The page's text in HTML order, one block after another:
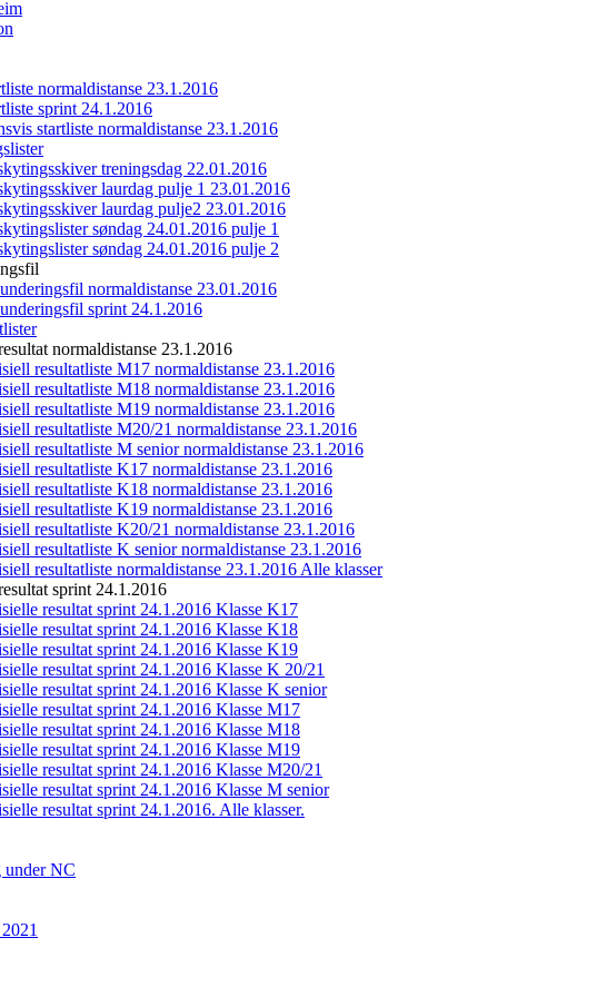
normaldistanse 23.1.2016
sprint 24.1.2016
startliste normaldistanse 23.1.2016
treningsdag 22.01.2016
laurdag pulje 1 23.01.2016
laurdag pulje2 23.01.2016
søndag 24.01.2016 pulje 1
søndag 24.01.2016 pulje 2
normaldistanse 23.01.2016
sprint 24.1.2016
normaldistanse 23.1.2016
resultatliste M17 normaldistanse 23.1.2016
resultatliste M18 normaldistanse 23.1.2016
resultatliste M19 normaldistanse 23.1.2016
resultatliste M20/21 normaldistanse 23.1.2016
resultatliste M senior normaldistanse 23.1.2016
resultatliste K17 normaldistanse 23.1.2016
resultatliste K18 normaldistanse 23.1.2016
resultatliste K19 normaldistanse 23.1.2016
resultatliste K20/21 normaldistanse 23.1.2016
resultatliste K senior normaldistanse 23.1.2016
resultatliste normaldistanse 23.1.2016 Alle klasser
sprint 24.1.2016
resultat sprint 24.1.2016 Klasse K17
resultat sprint 24.1.2016 Klasse K18
resultat sprint 24.1.2016 Klasse K19
resultat sprint 24.1.2016 Klasse K 20/21
resultat sprint 24.1.2016 Klasse K senior
resultat sprint 24.1.2016 Klasse M17
resultat sprint 24.1.2016 Klasse M18
resultat sprint 24.1.2016 Klasse M19
resultat sprint 24.1.2016 Klasse M20/21
resultat sprint 24.1.2016 Klasse M senior
resultat sprint 24.1.2016. Alle klasser.
NC